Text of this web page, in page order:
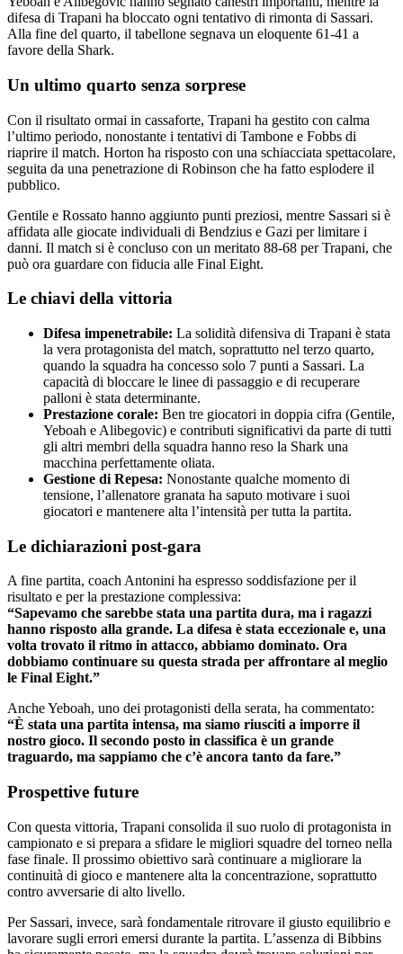
difesa di Trapani ha bloccato ogni tentativo di rimonta di Sassari.
Alla fine del quarto, il tabellone segnava un eloquente 61-41 a
favore della Shark.
Un ultimo quarto senza sorprese
Con il risultato ormai in cassaforte, Trapani ha gestito con calma
l’ultimo periodo, nonostante i tentativi di Tambone e Fobbs di
riaprire il match. Horton ha risposto con una schiacciata spettacolare,
seguita da una penetrazione di Robinson che ha fatto esplodere il
pubblico.
Gentile e Rossato hanno aggiunto punti preziosi, mentre Sassari si è
affidata alle giocate individuali di Bendzius e Gazi per limitare i
danni. Il match si è concluso con un meritato 88-68 per Trapani, che
può ora guardare con fiducia alle Final Eight.
Le chiavi della vittoria
Difesa impenetrabile: La solidità difensiva di Trapani è stata
la vera protagonista del match, soprattutto nel terzo quarto,
quando la squadra ha concesso solo 7 punti a Sassari. La
capacità di bloccare le linee di passaggio e di recuperare
palloni è stata determinante.
Prestazione corale: Ben tre giocatori in doppia cifra (Gentile,
Yeboah e Alibegovic) e contributi significativi da parte di tutti
gli altri membri della squadra hanno reso la Shark una
macchina perfettamente oliata.
Gestione di Repesa: Nonostante qualche momento di
tensione, l’allenatore granata ha saputo motivare i suoi
giocatori e mantenere alta l’intensità per tutta la partita.
Le dichiarazioni post-gara
A fine partita, coach Antonini ha espresso soddisfazione per il
risultato e per la prestazione complessiva:
“Sapevamo che sarebbe stata una partita dura, ma i ragazzi
hanno risposto alla grande. La difesa è stata eccezionale e, una
volta trovato il ritmo in attacco, abbiamo dominato. Ora
dobbiamo continuare su questa strada per affrontare al meglio
le Final Eight.”
Anche Yeboah, uno dei protagonisti della serata, ha commentato:
“È stata una partita intensa, ma siamo riusciti a imporre il
nostro gioco. Il secondo posto in classifica è un grande
traguardo, ma sappiamo che c’è ancora tanto da fare.”
Prospettive future
Con questa vittoria, Trapani consolida il suo ruolo di protagonista in
campionato e si prepara a sfidare le migliori squadre del torneo nella
fase finale. Il prossimo obiettivo sarà continuare a migliorare la
continuità di gioco e mantenere alta la concentrazione, soprattutto
contro avversarie di alto livello.
Per Sassari, invece, sarà fondamentale ritrovare il giusto equilibrio e
lavorare sugli errori emersi durante la partita. L’assenza di Bibbins